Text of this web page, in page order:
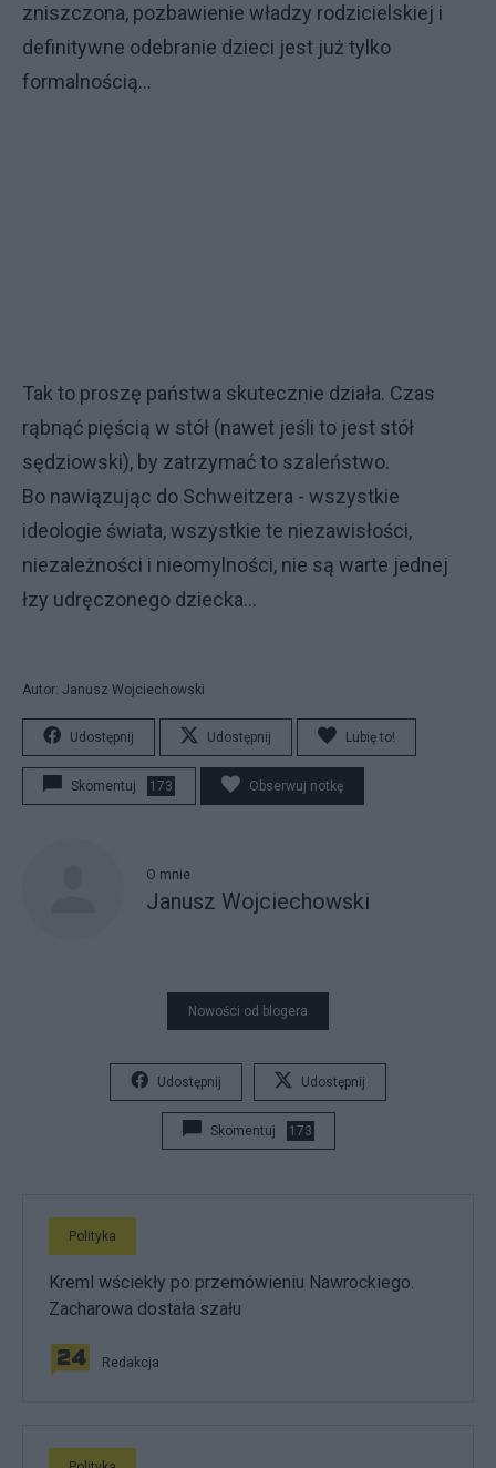
zniszczona, pozbawienie władzy rodzicielskiej i
definitywne odebranie dzieci jest już tylko
formalnością...
Tak to proszę państwa skutecznie działa. Czas
rąbnąć pięścią w stół (nawet jeśli to jest stół
sędziowski), by zatrzymać to szaleństwo.
Bo nawiązując do Schweitzera - wszystkie
ideologie świata, wszystkie te niezawisłości,
niezależności i nieomylności, nie są warte jednej
łzy udręczonego dziecka...
Autor: Janusz Wojciechowski
Udostępnij Udostępnij Lubię to!
Skomentuj 173 Obserwuj notkę
O mnie
Janusz Wojciechowski
Nowości od blogera
Udostępnij Udostępnij
Skomentuj 173
Polityka
Kreml wściekły po przemówieniu Nawrockiego.
Zacharowa dostała szału
Redakcja